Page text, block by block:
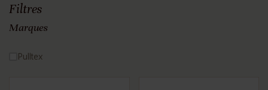
Filtres
Marques
Pulltex